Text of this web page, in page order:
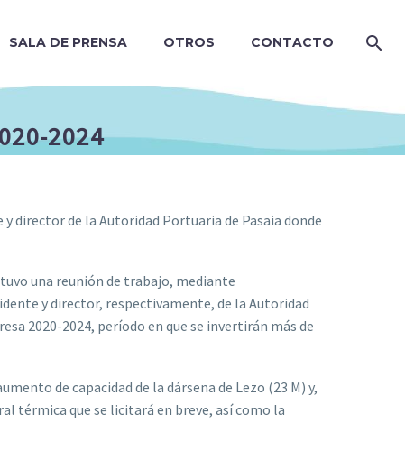
SALA DE PRENSA OTROS CONTACTO
2024
director de la Autoridad Portuaria de Pasaia donde
una reunión de trabajo, mediante
y director, respectivamente, de la Autoridad
2020-2024, período en que se invertirán más de
de capacidad de la dársena de Lezo (23 M) y,
térmica que se licitará en breve, así como la